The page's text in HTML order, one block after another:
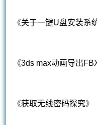
《关于一键U盘安装系
《3ds max动画导出
《获取无线密码探究》